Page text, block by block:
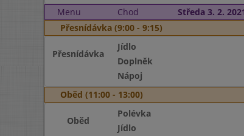
Menu
Chod Středa 3. 2.
Přesnídávka (9:00 - 9:15)
Přesnídávka
Jídlo
Doplněk
Nápoj
Oběd (11:00 - 13:00)
Oběd
Polévka
Jídlo